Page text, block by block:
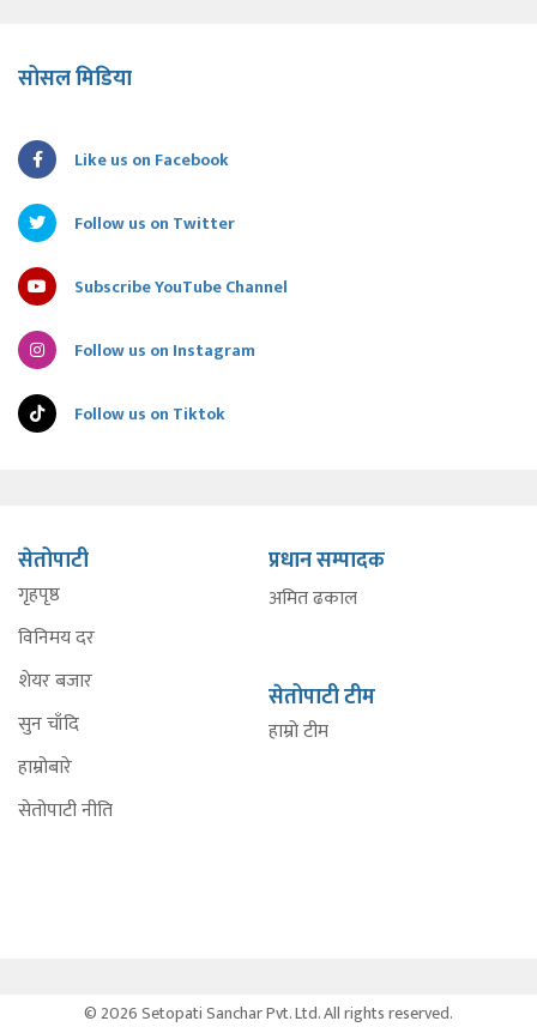
सोसल मिडिया
Like us on Facebook
Follow us on Twitter
Subscribe YouTube Channel
Follow us on Instagram
Follow us on Tiktok
सेतोपाटी
गृहपृष्ठ
विनिमय दर
शेयर बजार
सुन चाँदि
हाम्रोबारे
सेतोपाटी नीति
प्रधान सम्पादक
अमित ढकाल
सेतोपाटी टीम
हाम्रो टीम
© 2026 Setopati Sanchar Pvt. Ltd. All rights reserved.